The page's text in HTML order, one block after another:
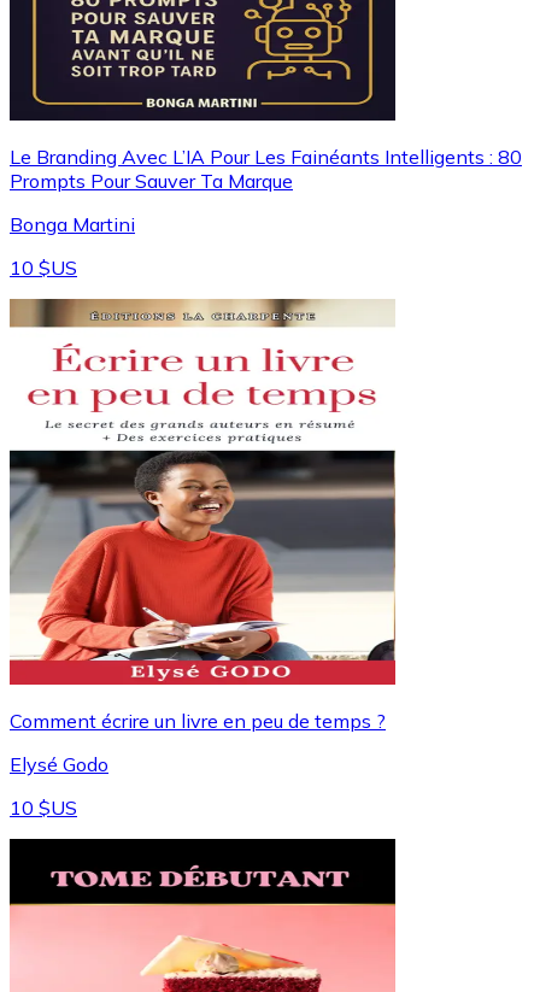
Le Branding Avec L’IA Pour Les Fainéants Intelligents : 80
Prompts Pour Sauver Ta Marque
Bonga Martini
10 $US
Comment écrire un livre en peu de temps ?
Elysé Godo
10 $US